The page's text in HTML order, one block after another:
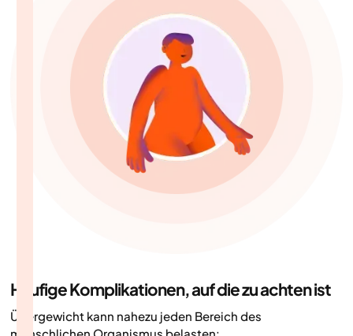
Häufige Komplikationen, auf die zu achten ist
Übergewicht kann nahezu jeden Bereich des